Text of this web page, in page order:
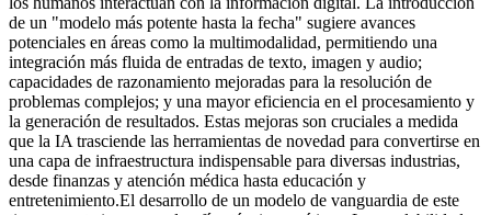
de un "modelo más potente hasta la fecha" sugiere avances
potenciales en áreas como la multimodalidad, permitiendo una
integración más fluida de entradas de texto, imagen y audio;
capacidades de razonamiento mejoradas para la resolución de
problemas complejos; y una mayor eficiencia en el procesamiento y
la generación de resultados. Estas mejoras son cruciales a medida
que la IA trasciende las herramientas de novedad para convertirse en
una capa de infraestructura indispensable para diversas industrias,
desde finanzas y atención médica hasta educación y
entretenimiento.El desarrollo de un modelo de vanguardia de este